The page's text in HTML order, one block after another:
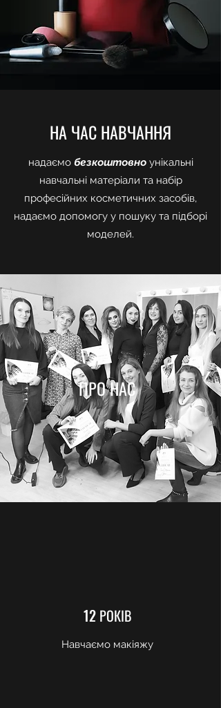
НА ЧАС НАВЧАННЯ
надаємобезкоштовноунікальні
навчальні матеріали та набір
професійних косметичних засобів,
надаємо допомогу у пошуку та підборі
моделей.
ПРО НАС
12 РОКІВ
Навчаємо макіяжу